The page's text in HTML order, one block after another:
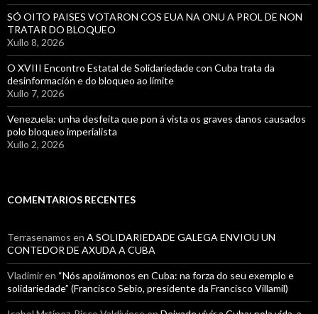
SÓ OITO PAISES VOTARON COS EUA NA ONU A PROL DE NON
TRATAR DO BLOQUEO
Xullo 8, 2026
O XVIII Encontro Estatal de Solidariedade con Cuba trata da
desinformación e do bloqueo ao límite
Xullo 7, 2026
Venezuela: unha desfeita que pon á vista os graves danos causados
polo bloqueo imperialista
Xullo 2, 2026
COMENTARIOS RECENTES
Terrasenamos en A SOLIDARIEDADE GALEGA ENVIOU UN
CONTEDOR DE AXUDA A CUBA
Vladimiren “Nós apoiámonos en Cuba: na forza do seu exemplo e
solidariedade” (Francisco Sebio, presidente da Francisco Villamil)